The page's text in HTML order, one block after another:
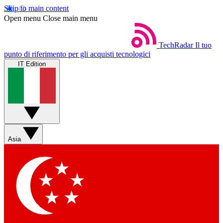
Skip to main content
Open menu Close main menu
TechRadar Il tuo
punto di riferimento per gli acquisti tecnologici
IT Edition
Asia